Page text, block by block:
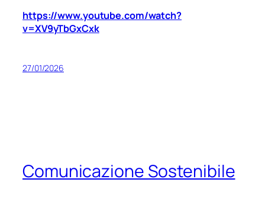
https://www.youtube.com/watch?
v=XV9yTbGxCxk
27/01/2026
Comunicazione Sostenibile